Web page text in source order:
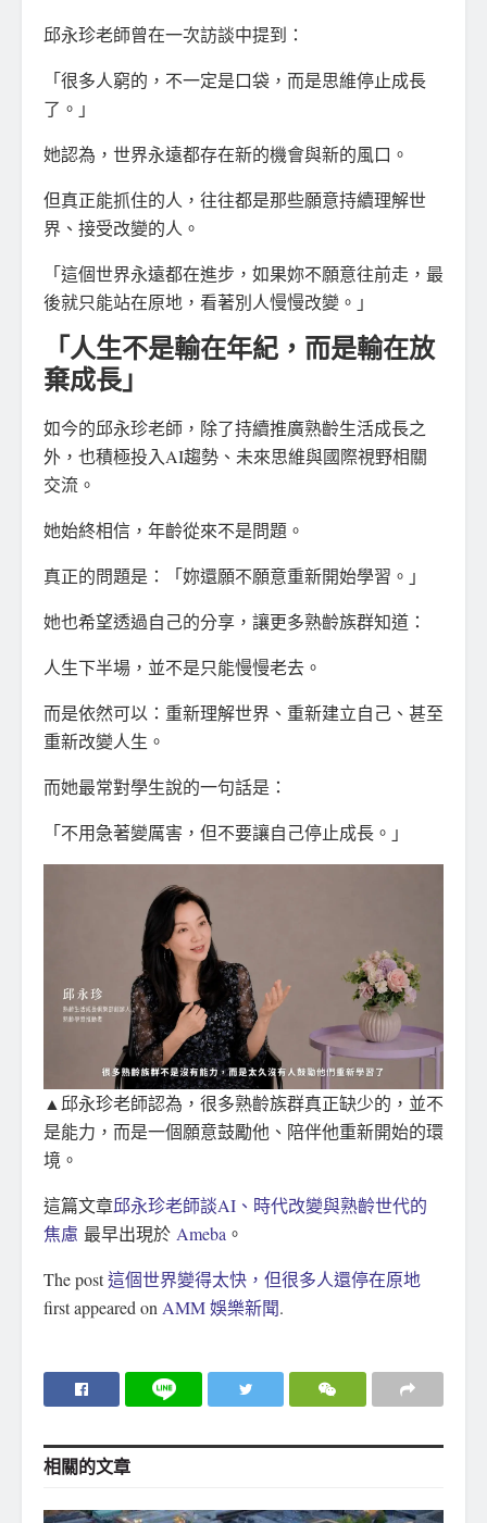
邱永珍老師曾在一次訪談中提到：
「很多人窮的，不一定是口袋，而是思維停止成長
了。」
她認為，世界永遠都存在新的機會與新的風口。
但真正能抓住的人，往往都是那些願意持續理解世
界、接受改變的人。
「這個世界永遠都在進步，如果妳不願意往前走，最
後就只能站在原地，看著別人慢慢改變。」
「人生不是輸在年紀，而是輸在放
棄成長」
如今的邱永珍老師，除了持續推廣熟齡生活成長之
外，也積極投入AI趨勢、未來思維與國際視野相關
交流。
她始終相信，年齡從來不是問題。
真正的問題是：「妳還願不願意重新開始學習。」
她也希望透過自己的分享，讓更多熟齡族群知道：
人生下半場，並不是只能慢慢老去。
而是依然可以：重新理解世界、重新建立自己、甚至
重新改變人生。
而她最常對學生說的一句話是：
「不用急著變厲害，但不要讓自己停止成長。」
▲邱永珍老師認為，很多熟齡族群真正缺少的，並不
是能力，而是一個願意鼓勵他、陪伴他重新開始的環
境。
這篇文章邱永珍老師談AI、時代改變與熟齡世代的
焦慮 最早出現於 Ameba 。
The post這個世界變得太快，但很多人還停在原地
first appeared onAMM 娛樂新聞.
相關的文章